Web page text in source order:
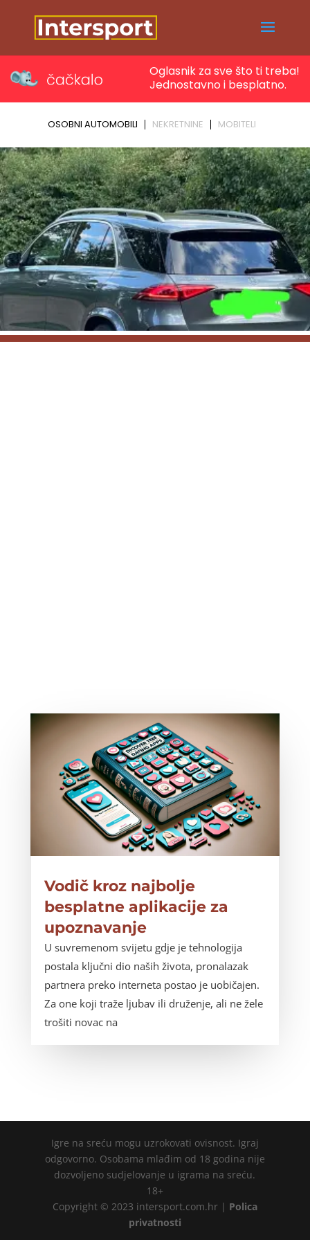
Vodič kroz najbolje
besplatne aplikacije za
upoznavanje
U suvremenom svijetu gdje je tehnologija
postala ključni dio naših života, pronalazak
partnera preko interneta postao je uobičajen.
Za one koji traže ljubav ili druženje, ali ne žele
trošiti novac na
Igre na sreću mogu uzrokovati ovisnost. Igraj
odgovorno. Osobama mlađim od 18 godina nije
dozvoljeno sudjelovanje u igrama na sreću.
18+
Copyright © 2023 intersport.com.hr | Polica
privatnosti